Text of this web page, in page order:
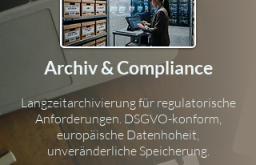
Archiv & Compliance
Langzeitarchivierung für regulatorische
Anforderungen. DSGVO-konform,
europäische Datenhoheit,
unveränderliche Speicherung.